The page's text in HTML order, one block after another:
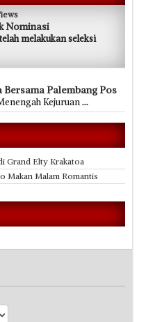
Nominasi
melakukan seleksi
Palembang Pos
Kejuruan...
Grand Elty Krakatoa
Makan Malam Romantis